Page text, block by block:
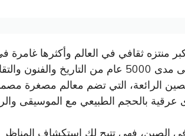
منتزه ثقافي في العالم وأكثرها
تحبس الأنفاس عبر تاريخ الصين الممتد على مدى 5000 عام من
الرائعة، التي تضم معالم مصغرة
عرقية بالحجم الطبيعي مع الموسيقى
الصين، فهي تتيح لك استكشاف المناظر